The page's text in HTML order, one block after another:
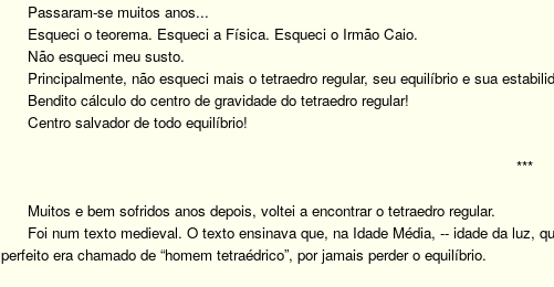
Passaram-se muitos anos...
Esqueci o teorema. Esqueci a Física. Esqueci o Irmão Caio.
Não esqueci meu susto.
Principalmente, não esqueci mais o tetraedro regular, seu equilíbrio e sua
Bendito cálculo do centro de gravidade do tetraedro regular!
Centro salvador de todo equilíbrio!
***
Muitos e bem sofridos anos depois, voltei a encontrar o tetraedro regular.
Foi num texto medieval. O texto ensinava que, na Idade Média, -- idade da luz,
perfeito era chamado de “homem tetraédrico”, por jamais perder o equilíbrio.